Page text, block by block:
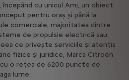
cu unicul Ami, un obiect
pentru oraș și până la
comerciale, majoritatea dintre
de propulsie electrică sau
ce privește serviciile și atenția
fizice și juridice, Marca Citroën
o rețea de 6200 puncte de
lume.